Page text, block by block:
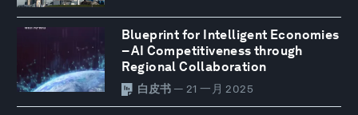
Blueprint for Intelligent Economies
– AI Competitiveness through
Regional Collaboration
白皮书 — 21 一月 2025